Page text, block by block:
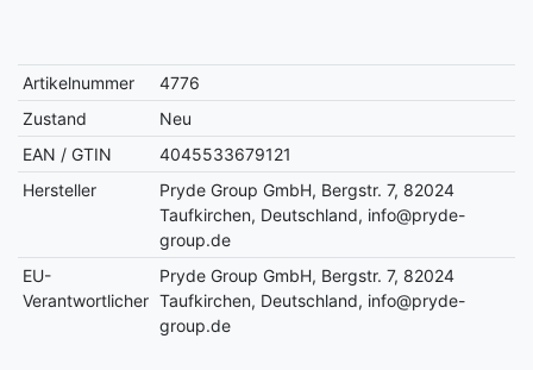
Artikelnummer
4776
Zustand
Neu
EAN / GTIN
4045533679121
Hersteller
Pryde Group GmbH, Bergstr. 7, 82024
Taufkirchen, Deutschland, info@pryde-
group.de
EU-
Verantwortlicher
Pryde Group GmbH, Bergstr. 7, 82024
Taufkirchen, Deutschland, info@pryde-
group.de